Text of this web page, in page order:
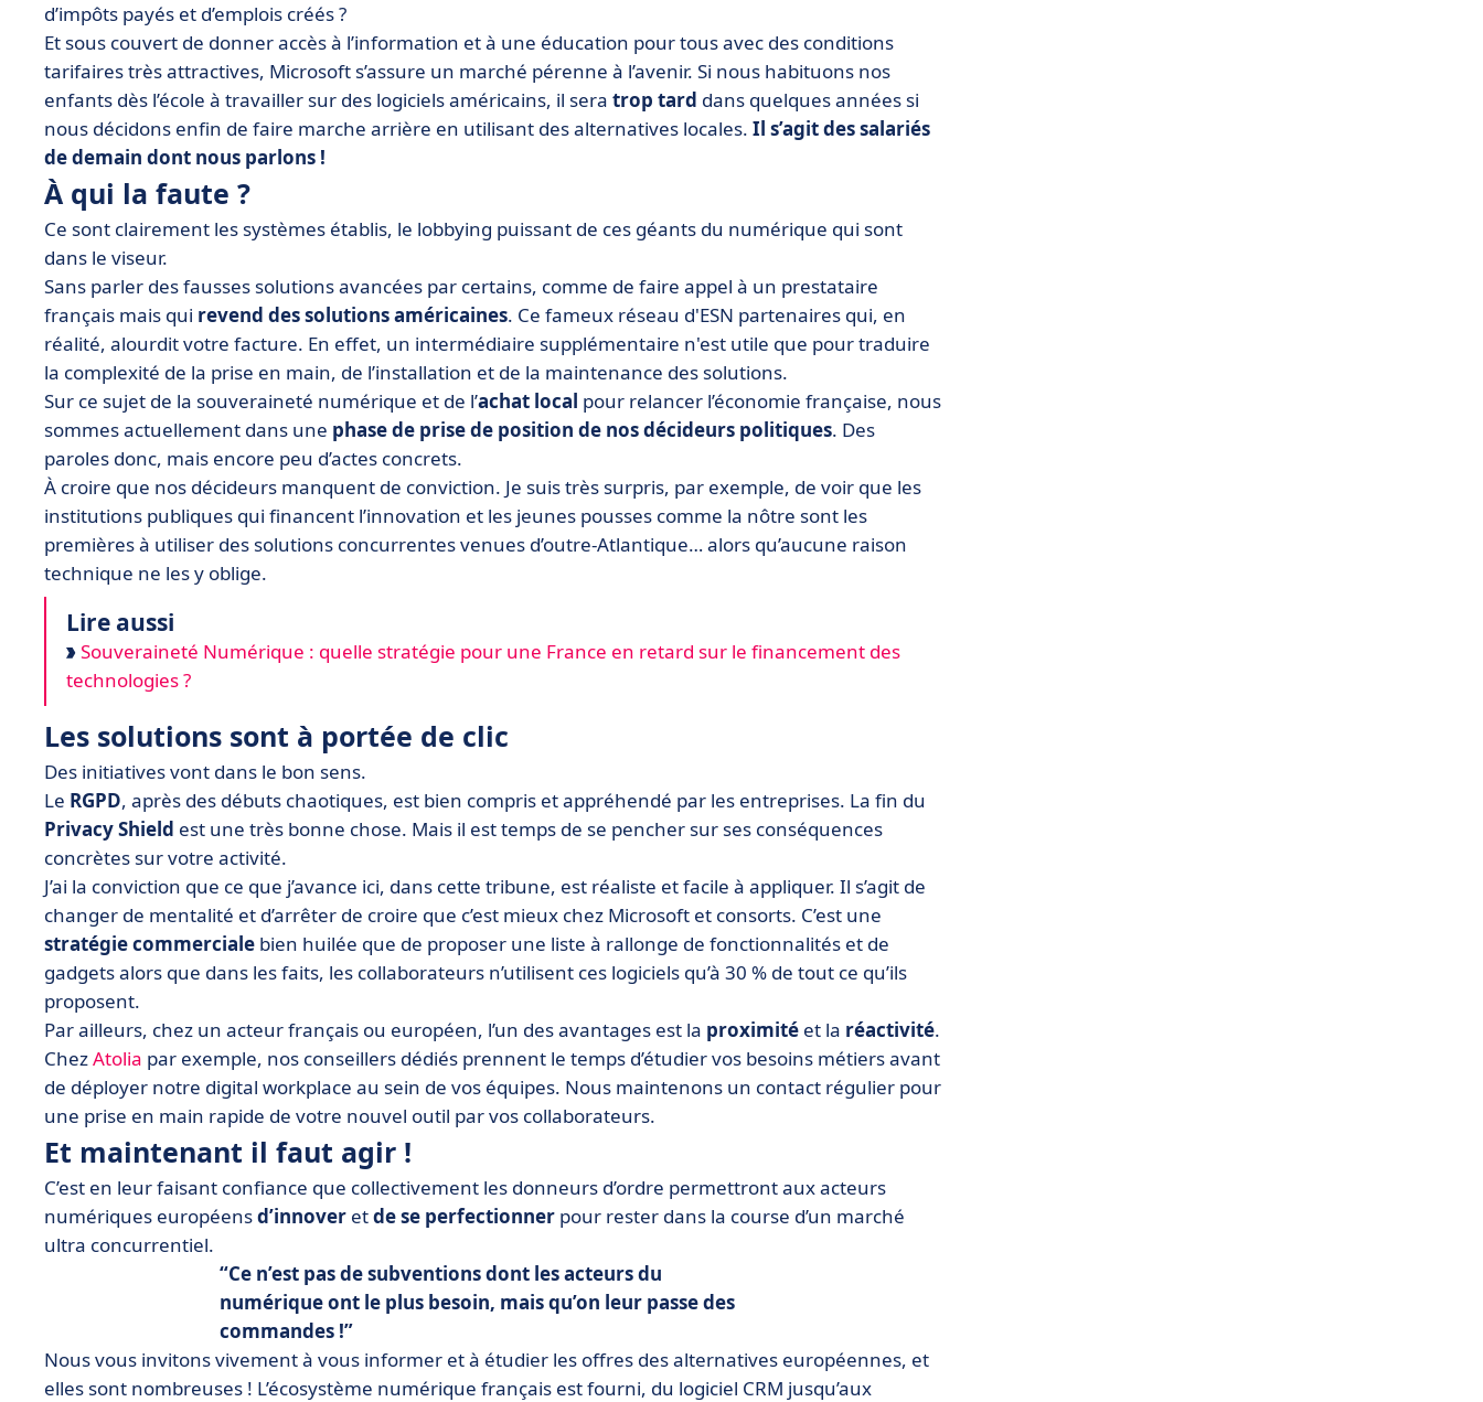
d’impôts payés et d’emplois créés ?
Et sous couvert de donner accès à l’information et à une éducation pour tous avec des conditions
tarifaires très attractives, Microsoft s’assure un marché pérenne à l’avenir. Si nous habituons nos
enfants dès l’école à travailler sur des logiciels américains, il sera trop tard dans quelques années si
nous décidons enfin de faire marche arrière en utilisant des alternatives locales. Il s’agit des salariés
de demain dont nous parlons !
À qui la faute ?
Ce sont clairement les systèmes établis, le lobbying puissant de ces géants du numérique qui sont
dans le viseur.
Sans parler des fausses solutions avancées par certains, comme de faire appel à un prestataire
français mais qui revend des solutions américaines. Ce fameux réseau d'ESN partenaires qui, en
réalité, alourdit votre facture. En effet, un intermédiaire supplémentaire n'est utile que pour traduire
la complexité de la prise en main, de l’installation et de la maintenance des solutions.
Sur ce sujet de la souveraineté numérique et de l’achat local pour relancer l’économie française, nous
sommes actuellement dans une phase de prise de position de nos décideurs politiques. Des
paroles donc, mais encore peu d’actes concrets.
À croire que nos décideurs manquent de conviction. Je suis très surpris, par exemple, de voir que les
institutions publiques qui financent l’innovation et les jeunes pousses comme la nôtre sont les
premières à utiliser des solutions concurrentes venues d’outre-Atlantique… alors qu’aucune raison
technique ne les y oblige.
Lire aussi
Souveraineté Numérique : quelle stratégie pour une France en retard sur le financement des
technologies ?
Les solutions sont à portée de clic
Des initiatives vont dans le bon sens.
Le RGPD, après des débuts chaotiques, est bien compris et appréhendé par les entreprises. La fin du
Privacy Shield est une très bonne chose. Mais il est temps de se pencher sur ses conséquences
concrètes sur votre activité.
J’ai la conviction que ce que j’avance ici, dans cette tribune, est réaliste et facile à appliquer. Il s’agit de
changer de mentalité et d’arrêter de croire que c’est mieux chez Microsoft et consorts. C’est une
stratégie commerciale bien huilée que de proposer une liste à rallonge de fonctionnalités et de
gadgets alors que dans les faits, les collaborateurs n’utilisent ces logiciels qu’à 30 % de tout ce qu’ils
proposent.
Par ailleurs, chez un acteur français ou européen, l’un des avantages est la proximité et la réactivité.
ChezAtolia par exemple, nos conseillers dédiés prennent le temps d’étudier vos besoins métiers avant
de déployer notre digital workplace au sein de vos équipes. Nous maintenons un contact régulier pour
une prise en main rapide de votre nouvel outil par vos collaborateurs.
Et maintenant il faut agir !
C’est en leur faisant confiance que collectivement les donneurs d’ordre permettront aux acteurs
numériques européensd’innover etde se perfectionner pour rester dans la course d’un marché
ultra concurrentiel.
Ce n’est pas de subventions dont les acteurs du
numérique ont le plus besoin, mais qu’on leur passe des
commandes !
Nous vous invitons vivement à vous informer et à étudier les offres des alternatives européennes, et
elles sont nombreuses ! L’écosystème numérique français est fourni, du logiciel CRM jusqu’aux